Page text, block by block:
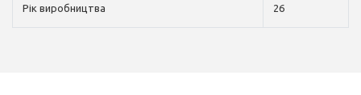
Рік виробництва 26